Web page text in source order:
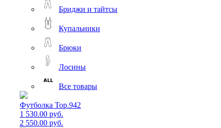
Бриджи и тайтсы
Купальники
Брюки
Лосины
Все товары
Футболка Top.942
1 530.00 руб.
2 550.00 руб.